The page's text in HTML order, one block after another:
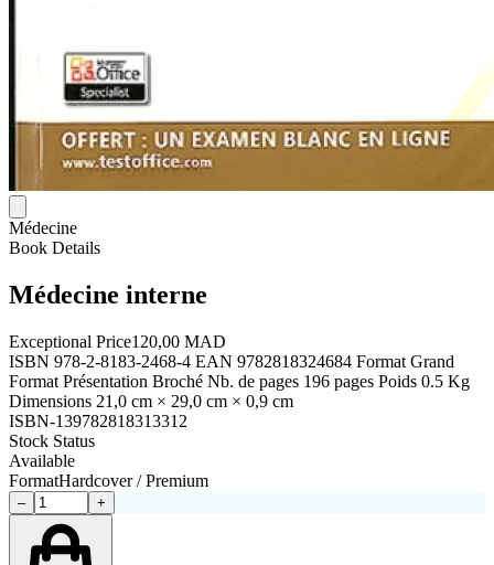
Médecine
Book Details
Médecine interne
Exceptional Price120,00 MAD
ISBN 978-2-8183-2468-4 EAN 9782818324684 Format Grand
Format Présentation Broché Nb. de pages 196 pages Poids 0.5 Kg
Dimensions 21,0 cm × 29,0 cm × 0,9 cm
ISBN-139782818313312
Stock Status
Available
FormatHardcover / Premium
– +